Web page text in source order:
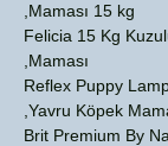
Maması 15 kg,
Felicia 15 Kg
Maması,
Reflex Puppy
Yavru Köpek
Brit Premium By